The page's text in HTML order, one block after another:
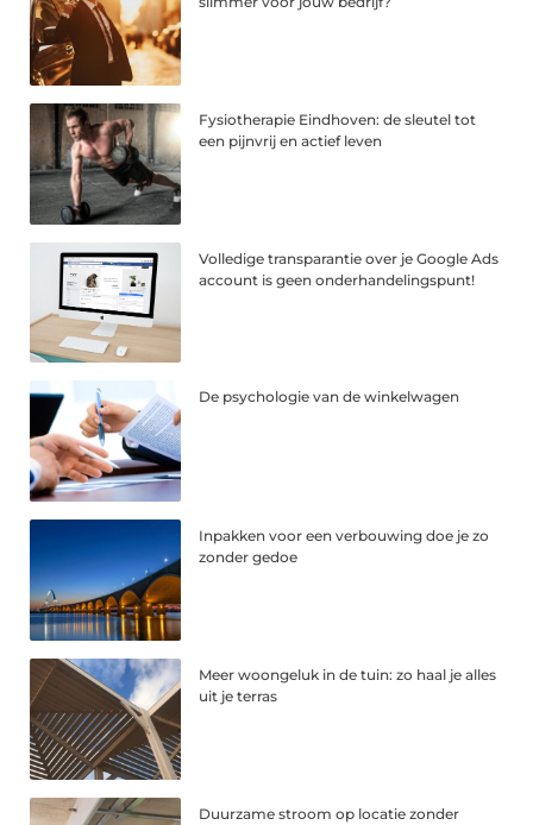
Fysiotherapie Eindhoven: de sleutel tot
een pijnvrij en actief leven
Volledige transparantie over je Google Ads
account is geen onderhandelingspunt!
De psychologie van de winkelwagen
Inpakken voor een verbouwing doe je zo
zonder gedoe
Meer woongeluk in de tuin: zo haal je alles
uit je terras
Duurzame stroom op locatie zonder